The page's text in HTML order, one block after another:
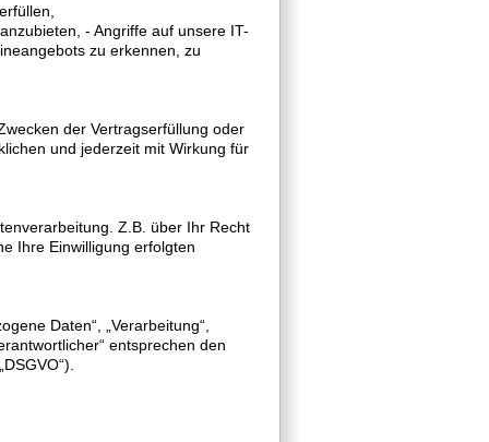
- Angriffe auf unsere IT-
zu erkennen, zu
der Vertragserfüllung oder
und jederzeit mit Wirkung für
Z.B. über Ihr Recht
Ihre Einwilligung erfolgten
Daten“, „Verarbeitung“,
entsprechen den